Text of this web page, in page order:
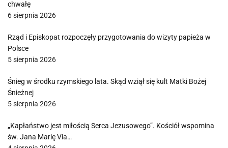
chwałę
6 sierpnia 2026
Rząd i Episkopat rozpoczęły przygotowania do wizyty papieża w
Polsce
5 sierpnia 2026
Śnieg w środku rzymskiego lata. Skąd wziął się kult Matki Bożej
Śnieżnej
5 sierpnia 2026
„Kapłaństwo jest miłością Serca Jezusowego”. Kościół wspomina
św. Jana Marię Via…